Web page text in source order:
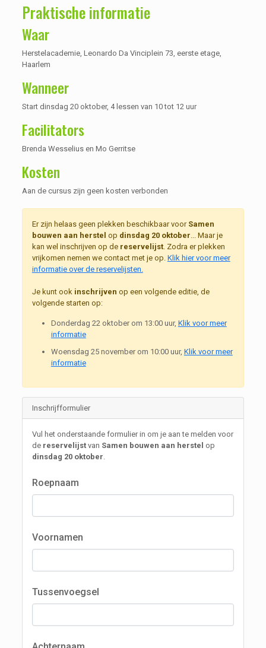
Praktische informatie
Waar
Herstelacademie, Leonardo Da Vinciplein 73, eerste etage,
Haarlem
Wanneer
Start dinsdag 20 oktober, 4 lessen van 10 tot 12 uur
Facilitators
Brenda Wesselius en Mo Gerritse
Kosten
Aan de cursus zijn geen kosten verbonden
Er zijn helaas geen plekken beschikbaar voor Samen
bouwen aan herstel op dinsdag 20 oktober ... Maar je
kan wel inschrijven op de reservelijst. Zodra er plekken
vrijkomen nemen we contact met je op. Klik hier voor meer
informatie over de reservelijsten.
Je kunt ook inschrijven op een volgende editie, de
volgende starten op:
Donderdag 22 oktober om 13:00 uur, Klik voor meer
informatie
Woensdag 25 november om 10:00 uur, Klik voor meer
informatie
Inschrijfformulier
Vul het onderstaande formulier in om je aan te melden voor
de reservelijstvan Samen bouwen aan herstel op
dinsdag 20 oktober
Roepnaam
Voornamen
Tussenvoegsel